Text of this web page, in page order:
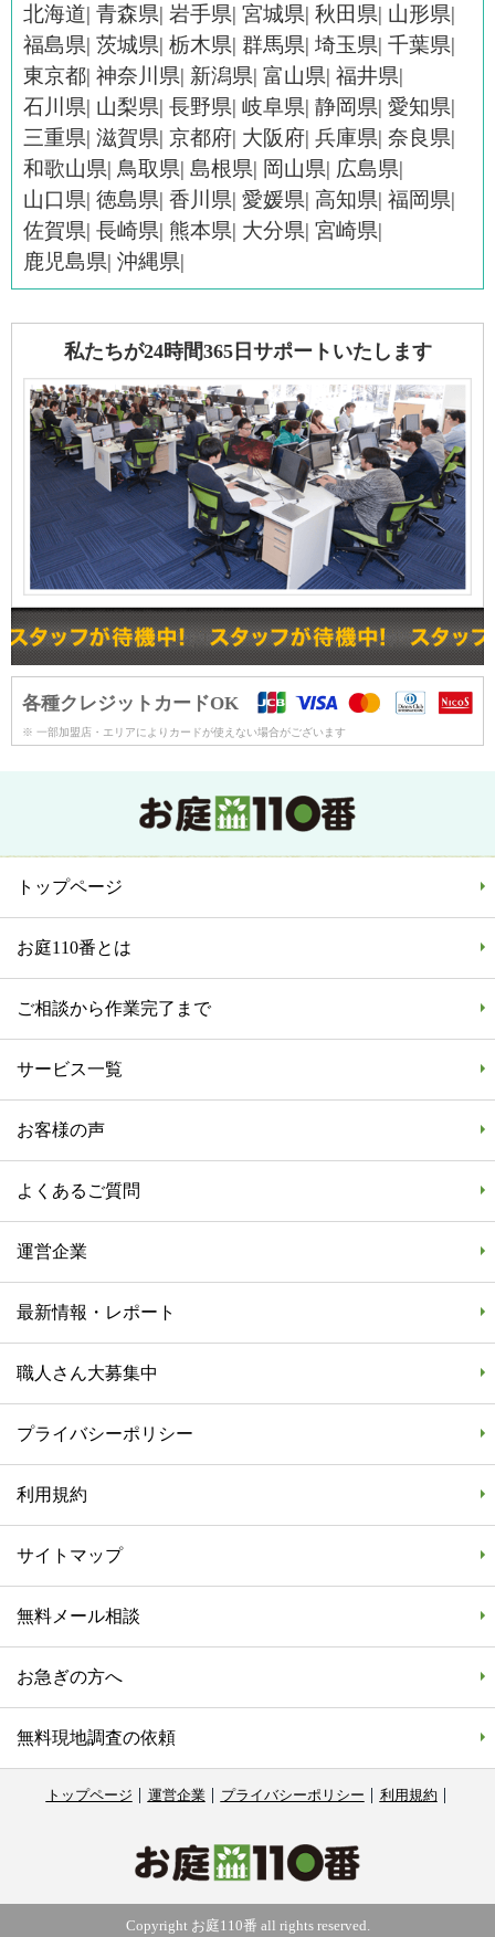
北海道 青森県 岩手県 宮城県 秋田県 山形県
福島県 茨城県 栃木県 群馬県 埼玉県 千葉県
東京都 神奈川県 新潟県 富山県 福井県
石川県 山梨県 長野県 岐阜県 静岡県 愛知県
三重県 滋賀県 京都府 大阪府 兵庫県 奈良県
和歌山県 鳥取県 島根県 岡山県 広島県
山口県 徳島県 香川県 愛媛県 高知県 福岡県
佐賀県 長崎県 熊本県 大分県 宮崎県
鹿児島県 沖縄県
私たちが24時間365日サポートいたします
各種クレジットカードOK
※ 一部加盟店・エリアによりカードが使えない場合がございます
トップページ
お庭110番とは
ご相談から作業完了まで
サービス一覧
お客様の声
よくあるご質問
運営企業
最新情報・レポート
職人さん大募集中
プライバシーポリシー
利用規約
サイトマップ
無料メール相談
お急ぎの方へ
無料現地調査の依頼
トップページ 運営企業 プライバシーポリシー 利用規約
Copyright お庭110番 all rights reserved.